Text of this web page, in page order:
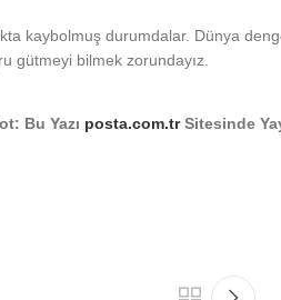
kaybolmuş durumdalar. Dünya
gütmeyi bilmek zorundayız.
Bu Yazı posta.com.trSitesinde